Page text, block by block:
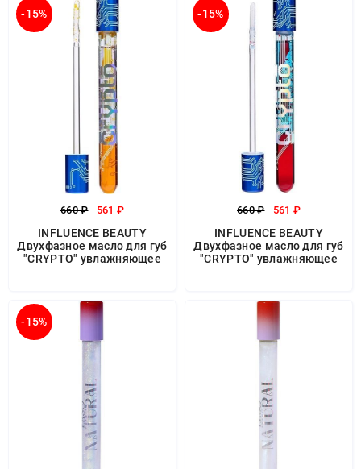
-15%
660 ₽ 561 ₽
INFLUENCE BEAUTY
Двухфазное масло для губ
"CRYPTO" увлажняющее
-15%
660 ₽ 561 ₽
INFLUENCE BEAUTY
Двухфазное масло для губ
"CRYPTO" увлажняющее
-15%